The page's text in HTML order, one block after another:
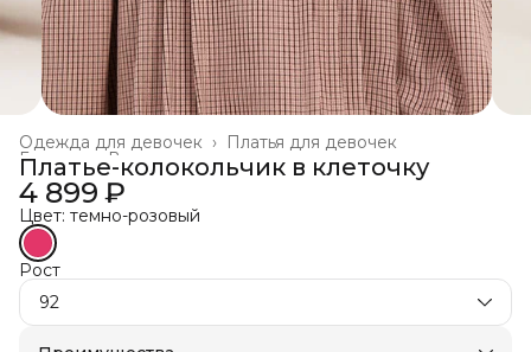
Платья для девочек
Одежда для девочек ›
Все товары ›
Главная
Платье-колокольчик в клеточку
4 899 ₽
Цвет: темно-розовый
Рост
92